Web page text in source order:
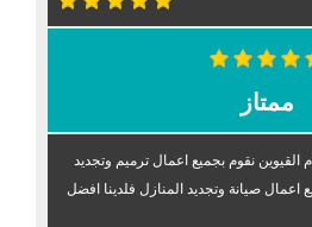
ممتاز
نقوم بجميع اعمال ترميم وتجديد
صيانة وتجديد المنازل فلدينا افضل